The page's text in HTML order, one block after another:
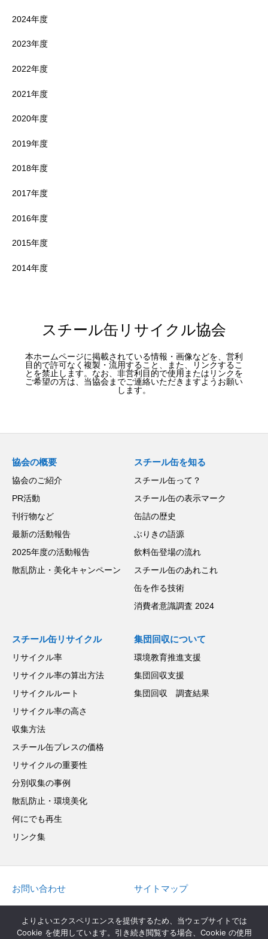
2024年度
2023年度
2022年度
2021年度
2020年度
2019年度
2018年度
2017年度
2016年度
2015年度
2014年度
スチール缶リサイクル協会
本ホームページに掲載されている情報・画像などを、営利
目的で許可なく複製・流用すること、また、リンクするこ
とを禁止します。なお、非営利目的で使用またはリンクを
ご希望の方は、当協会までご連絡いただきますようお願い
します。
協会の概要
協会のご紹介
PR活動
刊行物など
最新の活動報告
2025年度の活動報告
散乱防止・美化キャンペーン
スチール缶を知る
スチール缶って？
スチール缶の表示マーク
缶詰の歴史
ぶりきの語源
飲料缶登場の流れ
スチール缶のあれこれ
缶を作る技術
消費者意識調査 2024
スチール缶リサイクル
リサイクル率
リサイクル率の算出方法
リサイクルルート
リサイクル率の高さ
収集方法
スチール缶プレスの価格
リサイクルの重要性
分別収集の事例
散乱防止・環境美化
何にでも再生
リンク集
集団回収について
環境教育推進支援
集団回収支援
集団回収 調査結果
お問い合わせ サイトマップ
よりよいエクスペリエンスを提供するため、当ウェブサイトでは
Cookie を使用しています。引き続き閲覧する場合、Cookie の使用